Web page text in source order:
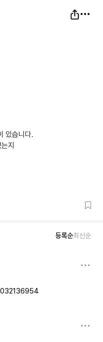
있습니다.
지
등록순최신순